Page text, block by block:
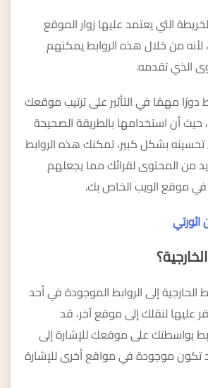
التي يعتمد عليها زوار الموقع
من خلال هذه الروابط يمكنهم
الذي تقدمه.
دورًا مهمًا في التأثير على ترتيب موقعك
أن استخدامها بالطريقة الصحيحة
بشكل كبير، تمكنك هذه الروابط
من المحتوى لقرائك مما يجعلهم
موقع الويب الخاص بك.
اثورتي
الحارجية إلى الروابط الموجودة في أحد
عليها لنقلك إلى موقع آخر، قد
بواسطتك على موقعك للإشارة إلى
تكون موجودة في مواقع أخرى للإشارة